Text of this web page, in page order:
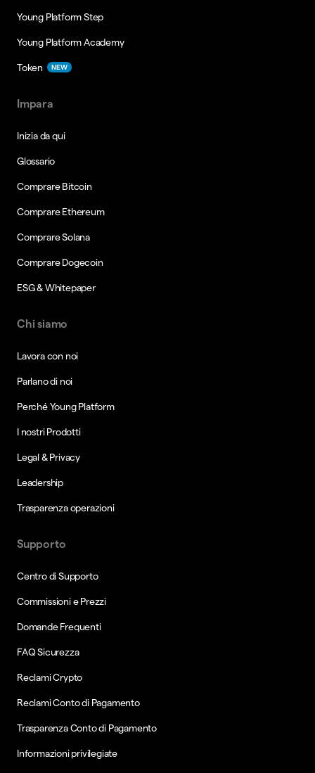
Young Platform Step
Young Platform Academy
Token NEW
Impara
Inizia da qui
Glossario
Comprare Bitcoin
Comprare Ethereum
Comprare Solana
Comprare Dogecoin
ESG & Whitepaper
Chi siamo
Lavora con noi
Parlano di noi
Perché Young Platform
I nostri Prodotti
Legal & Privacy
Leadership
Trasparenza operazioni
Supporto
Centro di Supporto
Commissioni e Prezzi
Domande Frequenti
FAQ Sicurezza
Reclami Crypto
Reclami Conto di Pagamento
Trasparenza Conto di Pagamento
Informazioni privilegiate